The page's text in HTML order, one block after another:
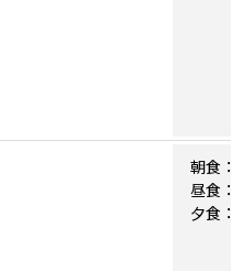
朝食：
昼食：
夕食：